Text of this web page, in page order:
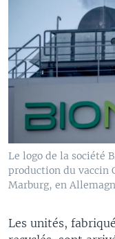
Le logo de la société
production du vaccin
Marburg, en
Les unités,